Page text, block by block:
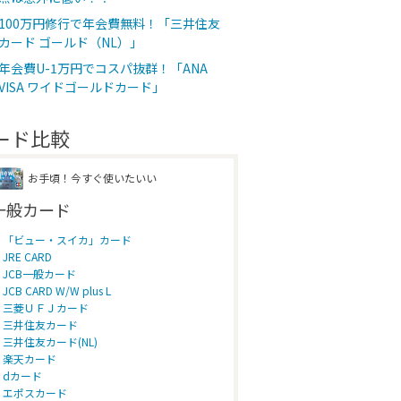
万円修行で年会費無料！「三井住友
ード ゴールド（NL）」
会費U-1万円でコスパ抜群！「ANA
ワイドゴールドカード」
ド比較
お手頃！今すぐ使いたいい
般カード
「ビュー・スイカ」カード
JRE CARD
JCB一般カード
JCB CARD W/W plus L
三菱ＵＦＪカード
三井住友カード
三井住友カード(NL)
楽天カード
dカード
エポスカード